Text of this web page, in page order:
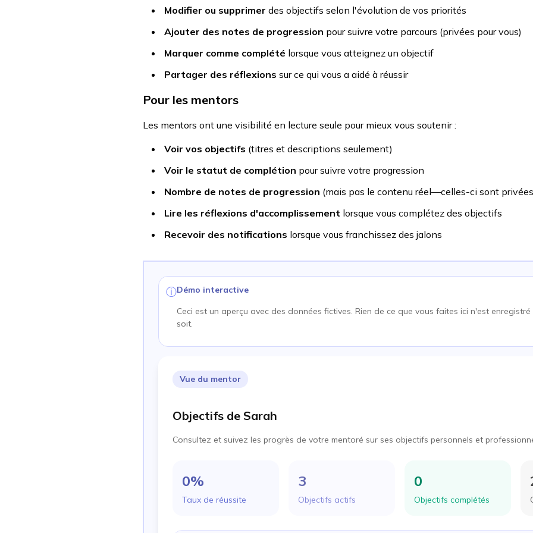
Modifier ou supprimer des objectifs selon l'évolution de vos priorités
Ajouter des notes de progression pour suivre votre parcours (privées pour vous)
Marquer comme complété lorsque vous atteignez un objectif
Partager des réflexions sur ce qui vous a aidé à réussir
Pour les mentors
Les mentors ont une visibilité en lecture seule pour mieux vous soutenir :
Voir vos objectifs (titres et descriptions seulement)
Voir le statut de complétion pour suivre votre progression
Nombre de notes de progression (mais pas le contenu réel—celles-ci sont
Lire les réflexions d'accomplissement lorsque vous complétez des objectifs
Recevoir des notifications lorsque vous franchissez des jalons
ⓘDémo interactive
Ceci est un aperçu avec des données fictives. Rien de ce que vous faites ici n'est
soit.
Vue du mentor
Objectifs de Sarah
Consultez et suivez les progrès de votre mentoré sur ses objectifs personnels et
0%
Taux de réussite
3
Objectifs actifs
0
Objectifs complétés